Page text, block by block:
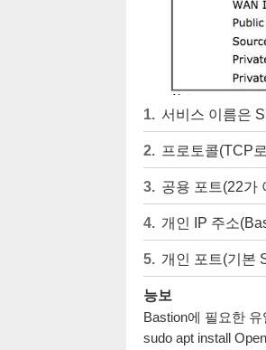
서비스 이름은
프로토콜(TCP
공용 포트(22가
개인 IP 주소
개인 포트(기본
능보
Bastion에 필요한
sudo apt install